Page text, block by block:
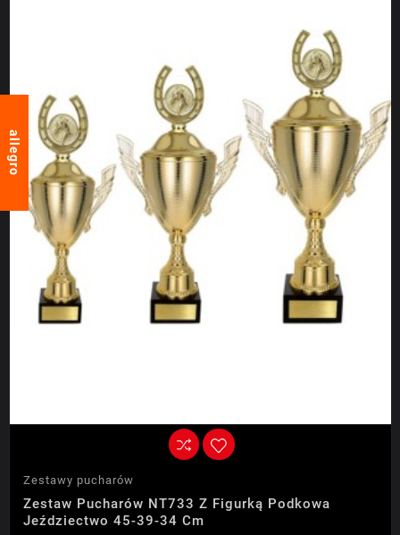
Zestawy pucharów
Zestaw Pucharów NT733 Z Figurką Podkowa
Jeździectwo 45-39-34 Cm
allegro